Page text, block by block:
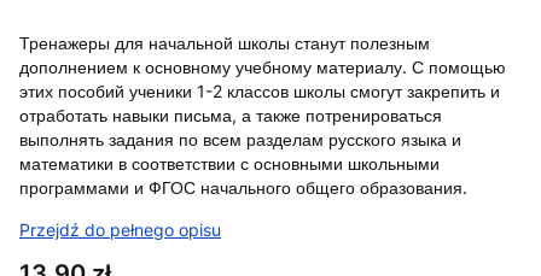
Тренажеры для начальной школы станут полезным
дополнением к основному учебному материалу. С помощью
этих пособий ученики 1-2 классов школы смогут закрепить и
отработать навыки письма, а также потренироваться
выполнять задания по всем разделам русского языка и
математики в соответствии с основными школьными
программами и ФГОС начального общего образования.
Przejdź do pełnego opisu